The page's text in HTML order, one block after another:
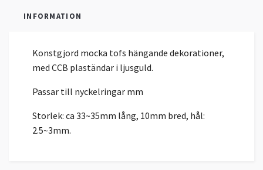
INFORMATION
Konstgjord mocka tofs hängande dekorationer,
med CCB plaständar i ljusguld.
Passar till nyckelringar mm
Storlek: ca 33~35mm lång, 10mm bred, hål:
2.5~3mm.